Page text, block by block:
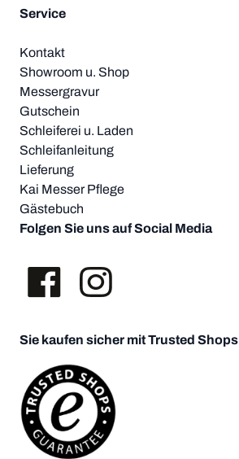
Service
Kontakt
Showroom u. Shop
Messergravur
Gutschein
Schleiferei u. Laden
Schleifanleitung
Lieferung
Kai Messer Pflege
Gästebuch
Folgen Sie uns auf Social Media
Sie kaufen sicher mit Trusted Shops